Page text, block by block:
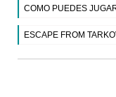
COMO PUEDES
ESCAPE FROM